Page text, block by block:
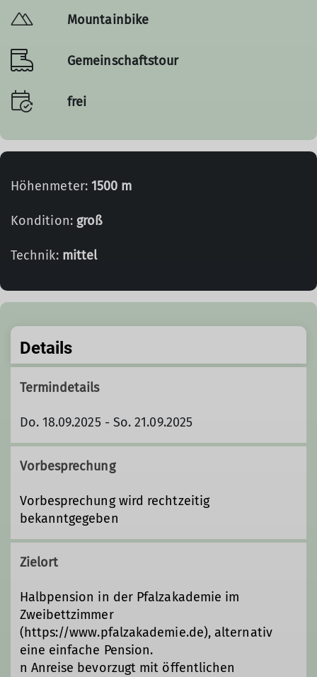
Mountainbike
Gemeinschaftstour
frei
Höhenmeter: 1500 m
Kondition: groß
Technik: mittel
Details
Termindetails
Do. 18.09.2025 - So. 21.09.2025
Vorbesprechung
Vorbesprechung wird rechtzeitig
bekanntgegeben
Zielort
Halbpension in der Pfalzakademie im
Zweibettzimmer
(https://www.pfalzakademie.de), alternativ
eine einfache Pension.
n Anreise bevorzugt mit öffentlichen